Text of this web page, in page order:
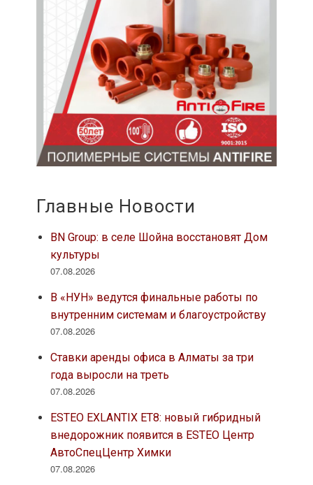
Главные Новости
BN Group: в селе Шойна восстановят Дом
культуры
07.08.2026
В «НУН» ведутся финальные работы по
внутренним системам и благоустройству
07.08.2026
Ставки аренды офиса в Алматы за три
года выросли на треть
07.08.2026
ESTEO EXLANTIX ET8: новый гибридный
внедорожник появится в ESTEO Центр
АвтоСпецЦентр Химки
07.08.2026